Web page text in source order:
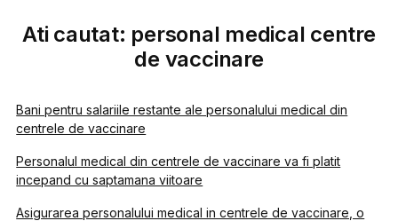
Ati cautat: personal medical centre
de vaccinare
Bani pentru salariile restante ale personalului medical din
centrele de vaccinare
Personalul medical din centrele de vaccinare va fi platit
incepand cu saptamana viitoare
Asigurarea personalului medical in centrele de vaccinare, o